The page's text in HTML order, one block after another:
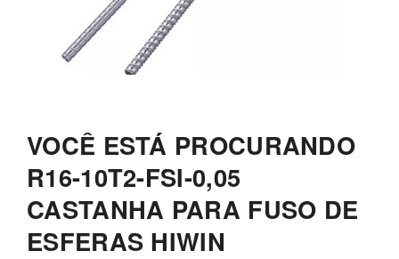
VOCÊ ESTÁ PROCURANDO
R16-10T2-FSI-0,05
CASTANHA PARA FUSO DE
ESFERAS HIWIN